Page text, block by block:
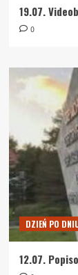
19.07.
0
DZIEŃ PO
12.07.